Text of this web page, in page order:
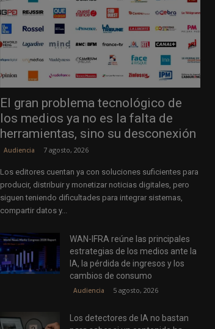
El gran problema tecnológico de
los medios ya no es la falta de
herramientas, sino su desconexión
Audiencia 7 agosto, 2026
Los editores cuentan ya con soluciones suficientes para
producir, distribuir y monetizar noticias digitales, pero
siguen teniendo dificultades para integrar sistemas,
compartir datos y...
WAN-IFRA reúne las principales
estrategias de los medios ante la
IA, la pérdida de ingresos y los
cambios de consumo
Audiencia 5 agosto, 2026
Los detectores de IA no bastan